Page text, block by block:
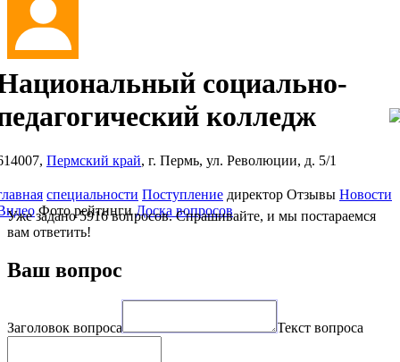
социально-
колледж
Пермский край, г. Пермь, ул. Революции, д. 5/1
специальности Поступление директор Отзывы Новости
Фото рейтинги Доска вопросов
Уже задано 5916 вопросов. Спрашивайте, и мы постараемся
вам ответить!
Ваш вопрос
Заголовок вопроса Текст вопроса